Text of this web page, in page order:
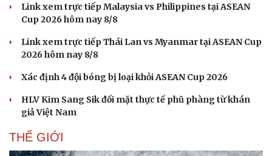
Link xem trực tiếp Malaysia vs Philippines tại ASEAN
Cup 2026 hôm nay 8/8
Link xem trực tiếp Thái Lan vs Myanmar tại ASEAN Cup
2026 hôm nay 8/8
Xác định 4 đội bóng bị loại khỏi ASEAN Cup 2026
HLV Kim Sang Sik đối mặt thực tế phũ phàng từ khán
giả Việt Nam
THẾ GIỚI